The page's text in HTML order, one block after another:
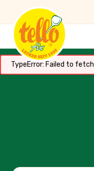
TypeError: Failed to fetch